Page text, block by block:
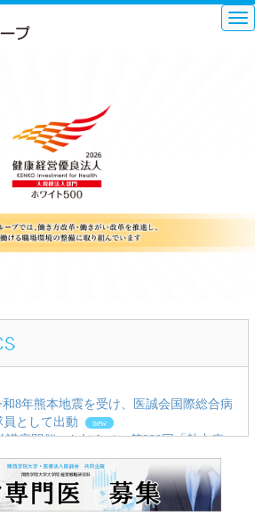
8年熊本地震を受け、医誠会国際総合病
員として出動
new
講座開催のお知らせ 第239回「熱中症
い水分・塩分補給と応急処置・対応」
）14:00～（約60分）］
new